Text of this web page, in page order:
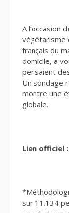
A l’occasion
végétarisme
français du
domicile, a
pensaient
Un sondage
montre une
globale.
Lien officiel :
sur 11.134